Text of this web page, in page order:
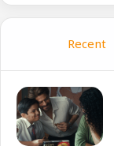
Recent